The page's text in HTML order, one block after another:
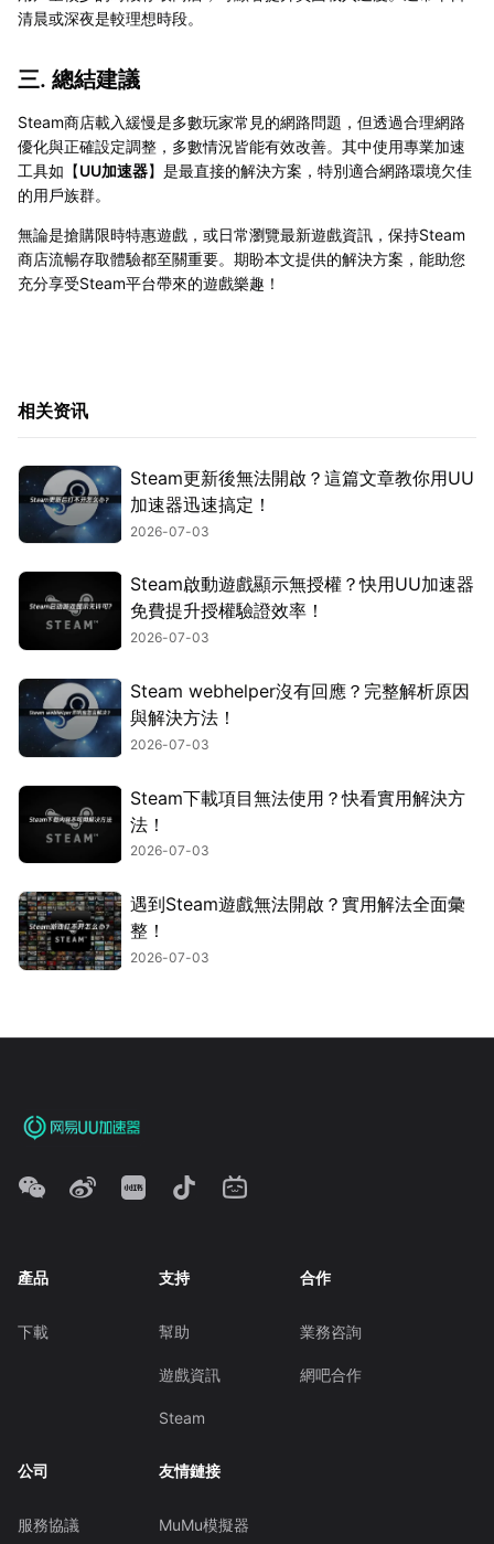
清晨或深夜是較理想時段。
三. 總結建議
Steam商店載入緩慢是多數玩家常見的網路問題，但透過合理網路
優化與正確設定調整，多數情況皆能有效改善。其中使用專業加速
工具如【UU加速器】是最直接的解決方案，特別適合網路環境欠佳
的用戶族群。
無論是搶購限時特惠遊戲，或日常瀏覽最新遊戲資訊，保持Steam
商店流暢存取體驗都至關重要。期盼本文提供的解決方案，能助您
充分享受Steam平台帶來的遊戲樂趣！
相关资讯
Steam更新後無法開啟？這篇文章教你用UU
加速器迅速搞定！
2026-07-03
Steam啟動遊戲顯示無授權？快用UU加速器
免費提升授權驗證效率！
2026-07-03
Steam webhelper沒有回應？完整解析原因
與解決方法！
2026-07-03
Steam下載項目無法使用？快看實用解決方
法！
2026-07-03
遇到Steam遊戲無法開啟？實用解法全面彙
整！
2026-07-03
產品
下載
支持
幫助
遊戲資訊
Steam
合作
業務咨詢
網吧合作
公司
服務協議
友情鏈接
MuMu模擬器